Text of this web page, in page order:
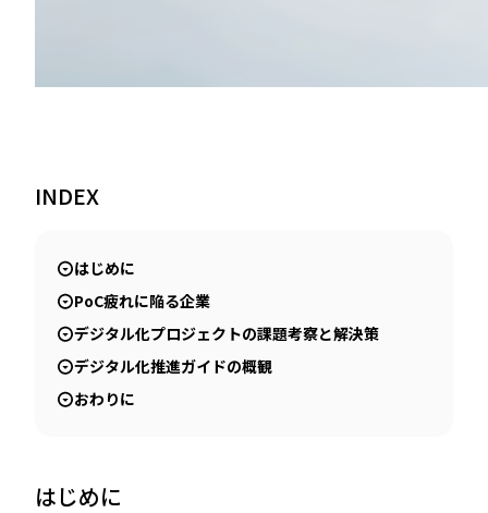
INDEX
はじめに
PoC疲れに陥る企業
デジタル化プロジェクトの課題考察と解決策
デジタル化推進ガイドの概観
おわりに
はじめに